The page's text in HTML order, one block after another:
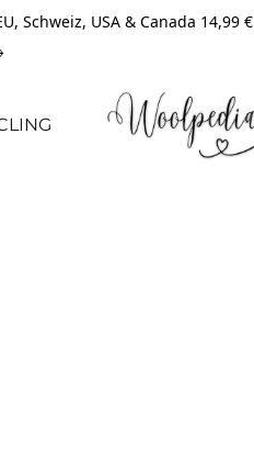
Schweiz, USA & Canada 14,99 €